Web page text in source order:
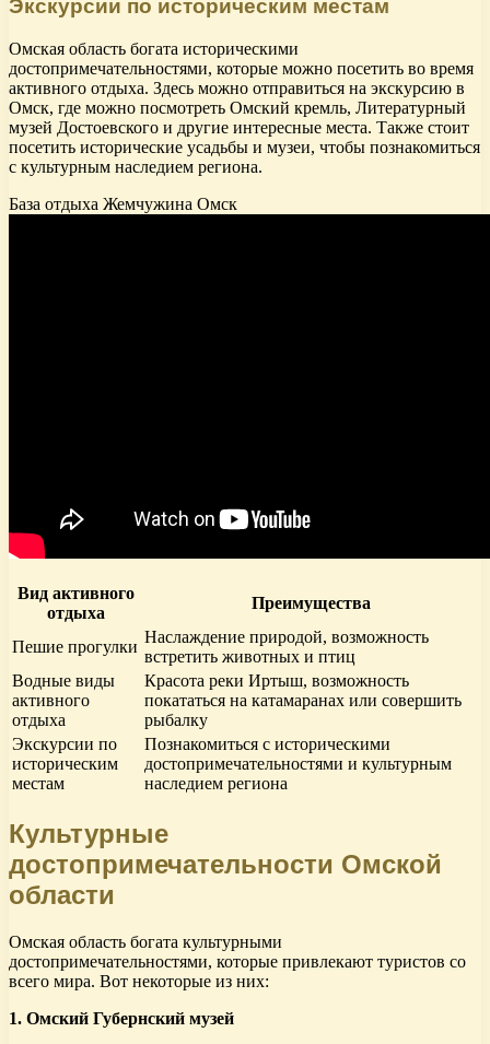
Экскурсии по историческим местам
Омская область богата историческими
достопримечательностями, которые можно посетить во время
активного отдыха. Здесь можно отправиться на экскурсию в
Омск, где можно посмотреть Омский кремль, Литературный
музей Достоевского и другие интересные места. Также стоит
посетить исторические усадьбы и музеи, чтобы познакомиться
с культурным наследием региона.
База отдыха Жемчужина Омск
Вид активного
отдыха
Преимущества
Пешие прогулки
Наслаждение природой, возможность
встретить животных и птиц
Водные виды
активного
отдыха
Красота реки Иртыш, возможность
покататься на катамаранах или совершить
рыбалку
Экскурсии по
историческим
местам
Познакомиться с историческими
достопримечательностями и культурным
наследием региона
Культурные
достопримечательности Омской
области
Омская область богата культурными
достопримечательностями, которые привлекают туристов со
всего мира. Вот некоторые из них:
1. Омский Губернский музей